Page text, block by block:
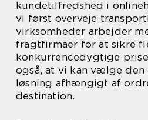
kundetilfredshed i
vi først overveje
virksomheder arbejder
fragtfirmaer for at sikre
konkurrencedygtige
også, at vi kan vælge
løsning afhængigt af
destination.